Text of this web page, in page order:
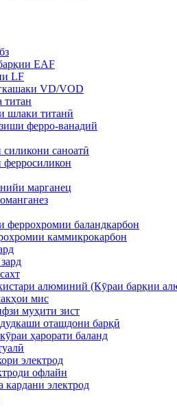
EAF
LF
VD/VOD
титан
шлаки титанӣ
ферро-ванадий
силикони саноатӣ
ферросиликон
марганец
феррохромии баландкарбон
каммикрокарбон
алюминий (Кӯраи барқии
мис
муҳити зист
оташдони барқӣ
ҳарорати баланд
электрод
офлайн
кардани электрод